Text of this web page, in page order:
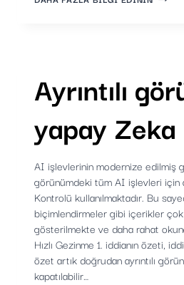
Ayrıntılı
yapay Zeka
AI işlevlerinin modernize edilmiş
görünümdeki tüm AI işlevleri için
Kontrolü kullanılmaktadır. Bu
biçimlendirmeler gibi içerikler
gösterilmekte ve daha rahat
Hızlı Gezinme 1. iddianın özeti,
özet artık doğrudan ayrıntılı
kapatılabilir…